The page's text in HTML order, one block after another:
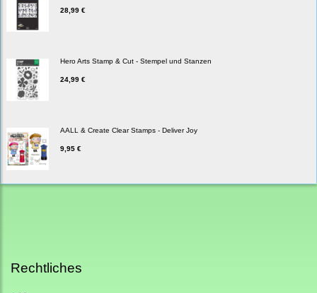
28,99 €
Hero Arts Stamp & Cut - Stempel und Stanzen
24,99 €
AALL & Create Clear Stamps - Deliver Joy
9,95 €
Rechtliches